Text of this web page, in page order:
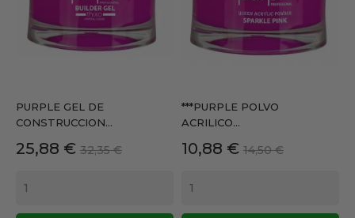
PURPLE GEL DE
CONSTRUCCION...
Precio
25,88 € Precio
32,35 €
***PURPLE POLVO
ACRILICO...
Precio
10,88 € Precio
14,50 €